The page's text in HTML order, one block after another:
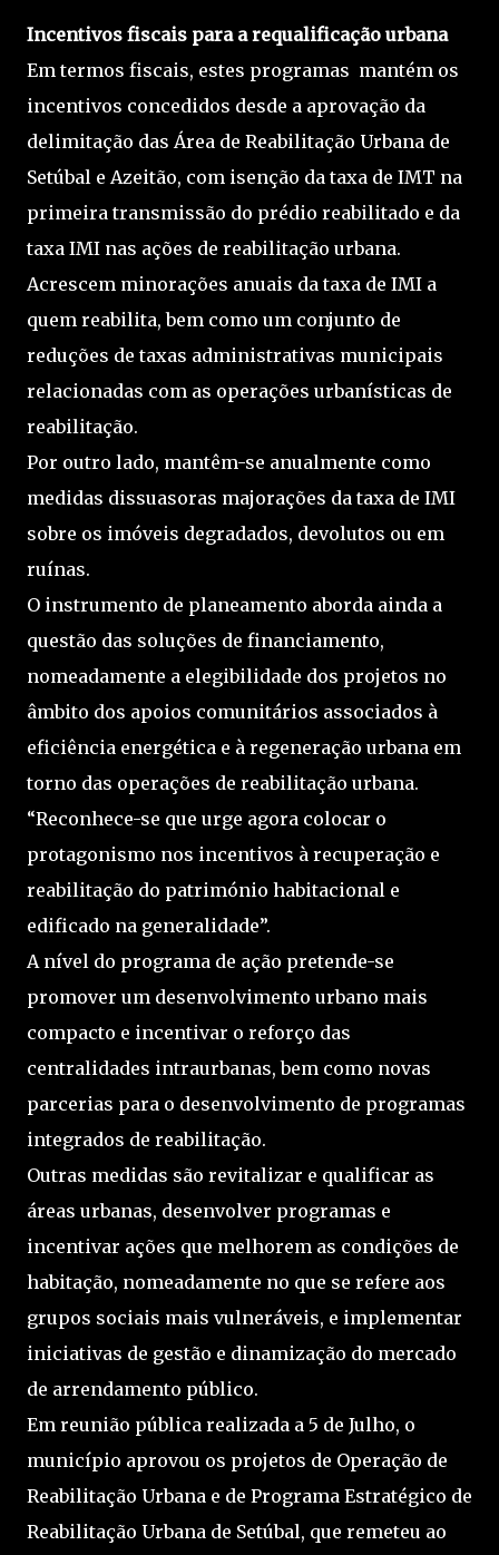
Incentivos fiscais para a requalificação urbana
Em termos fiscais, estes programas mantém os
incentivos concedidos desde a aprovação da
delimitação das Área de Reabilitação Urbana de
Setúbal e Azeitão, com isenção da taxa de IMT na
primeira transmissão do prédio reabilitado e da
taxa IMI nas ações de reabilitação urbana.
Acrescem minorações anuais da taxa de IMI a
quem reabilita, bem como um conjunto de
reduções de taxas administrativas municipais
relacionadas com as operações urbanísticas de
reabilitação.
Por outro lado, mantêm-se anualmente como
medidas dissuasoras majorações da taxa de IMI
sobre os imóveis degradados, devolutos ou em
ruínas.
O instrumento de planeamento aborda ainda a
questão das soluções de financiamento,
nomeadamente a elegibilidade dos projetos no
âmbito dos apoios comunitários associados à
eficiência energética e à regeneração urbana em
torno das operações de reabilitação urbana.
“Reconhece-se que urge agora colocar o
protagonismo nos incentivos à recuperação e
reabilitação do património habitacional e
edificado na generalidade”.
A nível do programa de ação pretende-se
promover um desenvolvimento urbano mais
compacto e incentivar o reforço das
centralidades intraurbanas, bem como novas
parcerias para o desenvolvimento de programas
integrados de reabilitação.
Outras medidas são revitalizar e qualificar as
áreas urbanas, desenvolver programas e
incentivar ações que melhorem as condições de
habitação, nomeadamente no que se refere aos
grupos sociais mais vulneráveis, e implementar
iniciativas de gestão e dinamização do mercado
de arrendamento público.
Em reunião pública realizada a 5 de Julho, o
município aprovou os projetos de Operação de
Reabilitação Urbana e de Programa Estratégico de
Reabilitação Urbana de Setúbal, que remeteu ao